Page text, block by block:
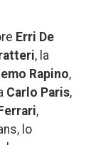
Erri De
, la
Rapino,
Carlo Paris,
,
lo